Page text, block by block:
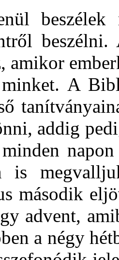
beszélek
beszélni.
amikor
A
addig
is
második
advent,
a négy